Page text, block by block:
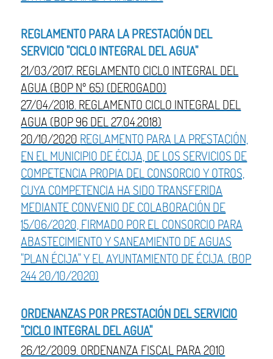
REGLAMENTO PARA LA PRESTACIÓN DEL
SERVICIO "CICLO INTEGRAL DEL AGUA"
21/03/2017. REGLAMENTO CICLO INTEGRAL DEL
AGUA (BOP Nº 65) (DEROGADO)
27/04/2018. REGLAMENTO CICLO INTEGRAL DEL
AGUA (BOP 96 DEL 27.04.2018)
20/10/2020 REGLAMENTO PARA LA PRESTACIÓN,
EN EL MUNICIPIO DE ÉCIJA, DE LOS SERVICIOS DE
COMPETENCIA PROPIA DEL CONSORCIO Y OTROS,
CUYA COMPETENCIA HA SIDO TRANSFERIDA
MEDIANTE CONVENIO DE COLABORACIÓN DE
15/06/2020, FIRMADO POR EL CONSORCIO PARA
ABASTECIMIENTO Y SANEAMIENTO DE AGUAS
"PLAN ÉCIJA" Y EL AYUNTAMIENTO DE ÉCIJA. (BOP
244 20/10/2020)
ORDENANZAS POR PRESTACIÓN DEL SERVICIO
"CICLO INTEGRAL DEL AGUA"
26/12/2009. ORDENANZA FISCAL PARA 2010